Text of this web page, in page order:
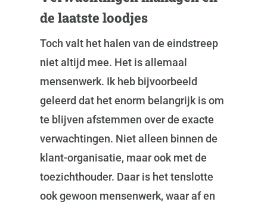
de laatste loodjes
Toch valt het halen van de eindstreep
niet altijd mee. Het is allemaal
mensenwerk. Ik heb bijvoorbeeld
geleerd dat het enorm belangrijk is om
te blijven afstemmen over de exacte
verwachtingen. Niet alleen binnen de
klant-organisatie, maar ook met de
toezichthouder. Daar is het tenslotte
ook gewoon mensenwerk, waar af en